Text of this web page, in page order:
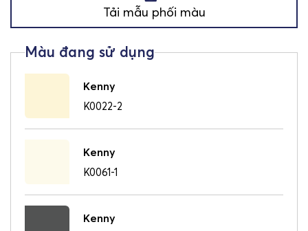
Tải mẫu phối màu
Kenny
K0022-2
Kenny
K0061-1
Kenny